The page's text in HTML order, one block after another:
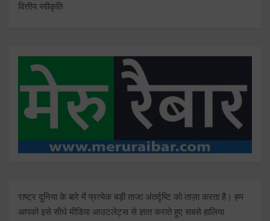
वित्तीय स्वीकृति
राष्ट्र दुनिया के बारे में प्रत्येक बड़ी ताजा अंतर्दृष्टि को ताज़ा करता है। हम
आपको इसे सीधे मीडिया आउटलेट्स से ज्ञात कराते हुए सबसे हालिया